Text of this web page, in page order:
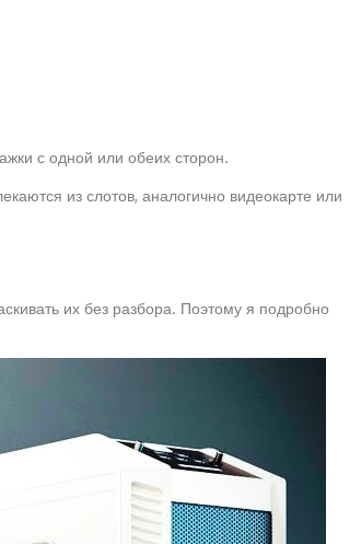
с одной или обеих сторон.
из слотов, аналогично видеокарте или
их без разбора. Поэтому я подробно